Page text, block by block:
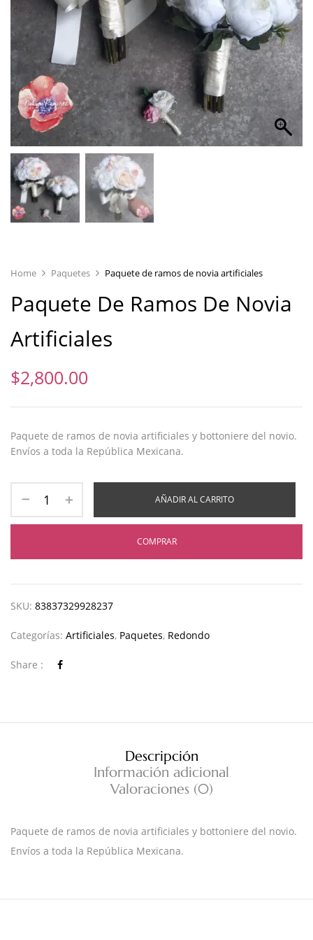
Home Paquetes Paquete de ramos de novia artificiales
Paquete De Ramos De Novia
Artificiales
$2,800.00
Paquete de ramos de novia artificiales y bottoniere del novio.
Envíos a toda la República Mexicana.
AÑADIR AL CARRITO
COMPRAR
SKU: 83837329928237
Categorías: Artificiales, Paquetes, Redondo
Share :
Descripción
Información adicional
Valoraciones (0)
Paquete de ramos de novia artificiales y bottoniere del novio.
Envíos a toda la República Mexicana.